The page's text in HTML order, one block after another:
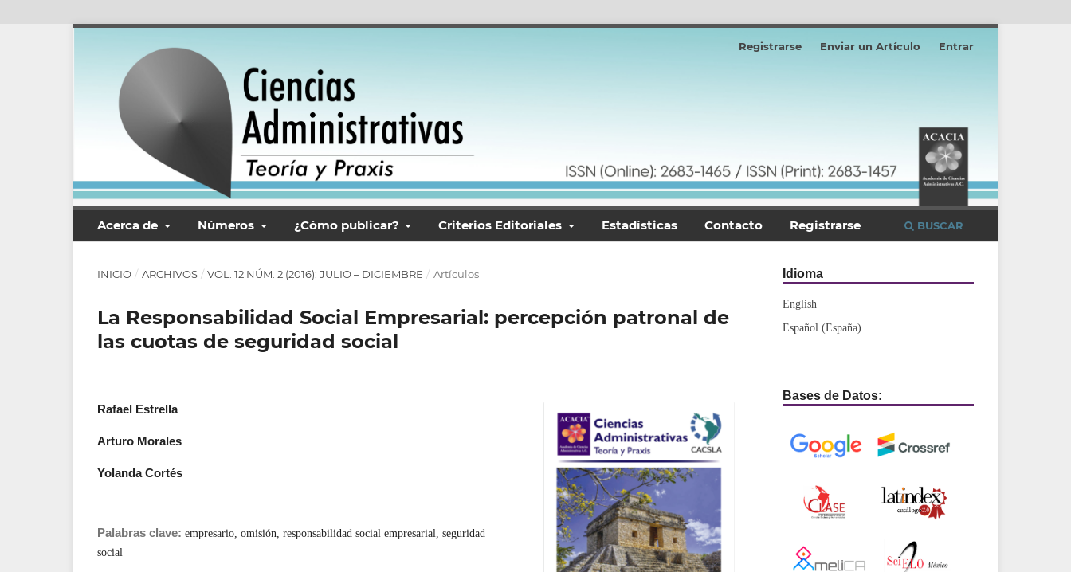
Acerca de Números ¿Cómo publicar? Criterios Editoriales Estadísticas Contacto Registrarse BUSCAR
Registrarse Enviar un Artículo Entrar
INICIO / ARCHIVOS / VOL. 12 NÚM. 2 (2016): JULIO – DICIEMBRE / Artículos
La Responsabilidad Social Empresarial: percepción patronal de
las cuotas de seguridad social
Rafael Estrella
Arturo Morales
Yolanda Cortés
Palabras clave: empresario, omisión, responsabilidad social empresarial, seguridad
social
Idioma
English
Español (España)
Bases de Datos: